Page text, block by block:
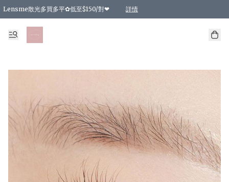
Lensme散光多買多平✿低至$150/對❤ 詳情
台灣Karacon⁩✧日拋 特價清貨❁⃘
日本韓國多款日/月拋現貨☼ 特價❤︎數量有限 售完即止
🇰🇷韓國多款月拋現貨 特價兩對$99✿數量有限 售完即止♫
精選商品，任選買2件或以上9 折；買4件或以上85 折；買6件或以上8 折
精選商品，任選買2件HKD 140.00；買4件HKD 260.00
精選商品，任選買2件HKD 190.00；買4件HKD 360.00
精選商品，任選買2件HKD 110.00；買4件HKD 180.00
精選商品，任選買2件HKD 170.00；買4件HKD 320.00
精選商品，任選買2件或以上減HKD 148.00
精選商品，任選買2件或以上減HKD 148.00
精選商品，任選買2件或以上95 折；買4件或以上9 折；買6件或以上85 折；買8件
精選商品，任選買12件或以上87 折
精選商品，任選買2件或以上減HKD 16.00；買4件或以上減HKD 32.00；買6
精選商品，任選買2件或以上95 折；買4件或以上9 折；買8件或以上85 折；買12
購物滿 HKD 800.00即享免運費優惠！（適用於 特定的送貨方式 )